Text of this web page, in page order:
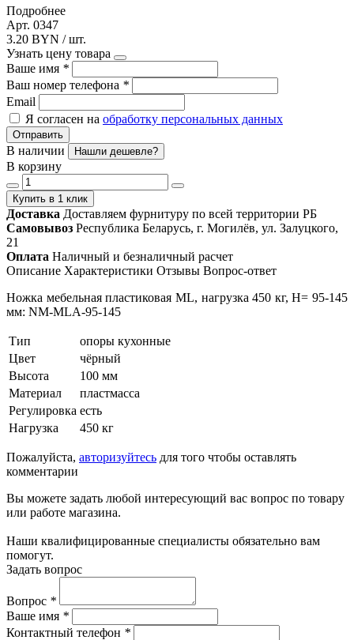
Подробнее
Арт. 0347
3.20 BYN / шт.
Узнать цену товара
Ваше имя *
Ваш номер телефона *
Email
Я согласен на обработку персональных данных
Отправить
В наличии Нашли дешевле?
В корзину
Купить в 1 клик
Доставка Доставляем фурнитуру по всей территории РБ
Самовывоз Республика Беларусь, г. Могилёв, ул. Залуцкого,
21
Оплата Наличный и безналичный расчет
Описание Характеристики Отзывы Вопрос-ответ
Ножка мебельная пластиковая ML, нагрузка 450 кг, H= 95-145
мм: NM-MLA-95-145
Тип
опоры кухонные
Цвет
чёрный
Высота
100 мм
Материал
пластмасса
Регулировка есть
Нагрузка
450 кг
Пожалуйста, авторизуйтесь для того чтобы оставлять
комментарии
Вы можете задать любой интересующий вас вопрос по товару
или работе магазина.
Наши квалифицированные специалисты обязательно вам
помогут.
Задать вопрос
Вопрос *
Ваше имя *
Контактный телефон *